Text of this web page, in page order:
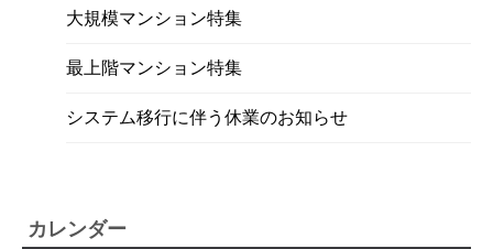
大規模マンション特集
最上階マンション特集
システム移行に伴う休業のお知らせ
カレンダー